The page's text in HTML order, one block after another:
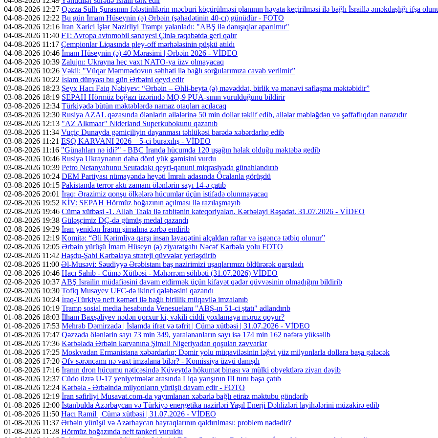
04-08-2026 12:27 Qəzza Sülh Şurasının fələstinlilərin məcburi köçürülməsi planının həyata keçirilməsi ilə bağlı İsraillə əməkdaşlığı ifşa
04-08-2026 12:22 Bu gün İmam Hüseynin (ə) Ərbəin (şəhadətinin 40-cı) günüdür - FOTO
04-08-2026 12:16 İran Xarici İşlər Nazirliyi Trampı yalanladı: "ABŞ ilə danışıqlar aparılmır"
04-08-2026 11:40 FT: Avropa avtomobil sənayesi Çinlə rəqabətdə geri qalır
04-08-2026 11:17 Çempionlar Liqasında pley-off mərhələsinin püşkü atıldı
04-08-2026 10:46 İmam Hüseynin (ə) 40 Mərasimi | Ərbəin 2026 - VİDEO
04-08-2026 10:39 Zalujnı: Ukrayna heç vaxt NATO-ya üzv olmayacaq
04-08-2026 10:26 Vəkil: "Vüqar Məmmədovun səhhəti ilə bağlı sorğularımıza cavab verilmir”
04-08-2026 10:22 İslam dünyası bu gün Ərbəini qeyd edir
03-08-2026 18:23 Şeyx Hacı Faiq Nəbiyev: “Ərbəin – Əhli-beytə (ə) məvəddət, birlik və mənəvi saflaşma məktəbidir”
03-08-2026 18:19 SEPAH Hörmüz boğazı üzərində MQ-9 PUA-sının vurulduğunu bildirir
03-08-2026 12:34 Türkiyədə bütün məktəblərdə namaz otaqları açılacaq
03-08-2026 12:30 Rusiya AZAL qəzasında ölənlərin ailələrinə 50 min dollar təklif edib, ailələr məbləğdən və şəffaflıqdan narazıdır
03-08-2026 12:13 "AZ Alkmaar" Niderland Superkubokunu qazanıb
03-08-2026 11:34 Vuçiç Dunayda gəmiçiliyin dayanması təhlükəsi barədə xəbərdarlıq edib
03-08-2026 11:21 EŞQ KARVANI 2026 – 5-ci buraxılış - VİDEO
03-08-2026 11:16 "Günahları nə idi?" - BBC İranda hücumda 120 uşağın həlak olduğu məktəbə gedib
03-08-2026 10:46 Rusiya Ukraynanın daha dörd yük gəmisini vurdu
03-08-2026 10:39 Petro Netanyahunu Seutadakı qeyri-qanuni miqrasiyada günahlandırıb
03-08-2026 10:24 DEM Partiyası nümayəndə heyəti İmralı adasında Öcalanla görüşdü
03-08-2026 10:15 Pakistanda terror aktı zamanı ölənlərin sayı 14-ə çatıb
02-08-2026 20:01 İraq: Ərazimiz qonşu ölkələrə hücumlar üçün istifadə olunmayacaq
02-08-2026 19:52 KİV: SEPAH Hörmüz boğazının açılması ilə razılaşmayıb
02-08-2026 19:46 Cümə xütbəsi -1. Allah Taala ilə rabitənin kateqoriyaları. Kərbəlayi Rəşadət. 31.07.2026 - VİDEO
02-08-2026 19:38 Güləşçimiz DÇ-də gümüş medal qazandı
02-08-2026 19:29 İran yenidən İraqın şimalına zərbə endirib
02-08-2026 12:19 Komitə: “Əli Kərimliyə qarşı insan ləyaqətini alçaldan rəftar və işgəncə tətbiq olunur”
02-08-2026 12:05 Ərbəin yürüşü İmam Hüseyn (ə) ziyarətgahı Nəcəf Kərbəla yolu FOTO
02-08-2026 11:42 Həşdu-Şabi Kərbəlaya strateji qüvvələr yerləşdirib
02-08-2026 11:00 Əl-Musəvi: Səudiyyə Ərəbistanı baş nazirimizi uşaqlarımızı öldürərək qarşıladı
02-08-2026 10:46 Hacı Sahib - Cümə Xütbəsi - Məhərrəm söhbəti (31.07.2026) VİDEO
02-08-2026 10:37 ABŞ İsrailin müdafiəsini davam etdirmək üçün kifayət qədər qüvvəsinin olmadığını bildirib
02-08-2026 10:30 Tofiq Musayev UFC-də ikinci qələbəsini qazandı
02-08-2026 10:24 İraq-Türkiyə neft kəməri ilə bağlı birillik müqavilə imzalanıb
02-08-2026 10:19 Tramp sosial media hesabında Venesuelanı "ABŞ-ın 51-ci ştatı" adlandırıb
01-08-2026 18:03 İlham Baxşəliyev nədən qorxur ki, vəkili ciddi yoxlamaya məruz qoyur?
01-08-2026 17:53 Mehrab Dəmirzadə | İslamda ifrat və təfrit | Cümə xütbəsi | 31.07.2026 - VİDEO
01-08-2026 17:47 Qəzzada ölənlərin sayı 73 min 349, yaralananların sayı isə 174 min 162 nəfərə yüksəlib
01-08-2026 17:36 Kərbəlada Ərbəin karvanına Şimali Nigeriyadan qoşulan zəvvarlar
01-08-2026 17:25 Moskvadan Ermənistana xəbərdarlıq: Dəmir yolu müqaviləsinin ləğvi yüz milyonlarla dollara başa gələcək
01-08-2026 17:20 Əfv sərəncamı nə vaxt imzalana bilər? - Komissiya üzvü danışdı
01-08-2026 17:16 İranın dron hücumu nəticəsində Küveytdə hökumət binası və mülki obyektlərə ziyan dəyib
01-08-2026 12:37 Cüdo üzrə U-17 yeniyetmələr arasında Liqa yarışının III turu başa çatıb
01-08-2026 12:24 Kərbəla - Ərbəində milyonların yürüşü davam edir - FOTO
01-08-2026 12:19 İran səfirliyi Musavat.com-da yayımlanan xəbərlə bağlı etiraz məktubu göndərib
01-08-2026 12:00 İstanbulda Azərbaycan və Türkiyə energetika nazirləri Yaşıl Enerji Dəhlizləri layihələrini müzakirə edib
01-08-2026 11:50 Hacı Ramil | Cümə xütbəsi | 31.07.2026 - VİDEO
01-08-2026 11:37 Ərbəin yürüşü və Azərbaycan bayraqlarının qaldırılması: problem nədədir?
01-08-2026 11:28 Hörmüz boğazında neft tankeri vuruldu